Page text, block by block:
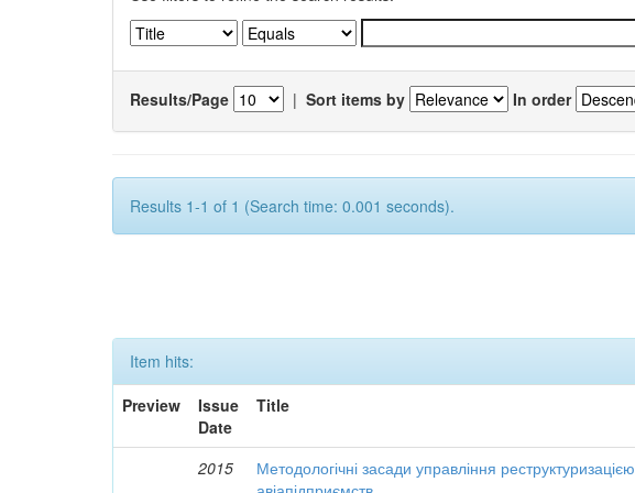
Results/Page | Sort items by In order
Results 1-1 of 1 (Search time: 0.001 seconds).
Item hits:
Preview
Issue
Date
Title
2015
Методологічні засади управління реструктуризацією